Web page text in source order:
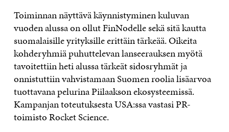
Toiminnan näyttävä käynnistyminen kuluvan
vuoden alussa on ollut FinNodelle sekä sitä kautta
suomalaisille yrityksille erittäin tärkeää. Oikeita
kohderyhmiä puhuttelevan lanseerauksen myötä
tavoitettiin heti alussa tärkeät sidosryhmät ja
onnistuttiin vahvistamaan Suomen roolia lisäarvoa
tuottavana pelurina Piilaakson ekosysteemissä.
Kampanjan toteutuksesta USA:ssa vastasi PR-
toimisto Rocket Science.